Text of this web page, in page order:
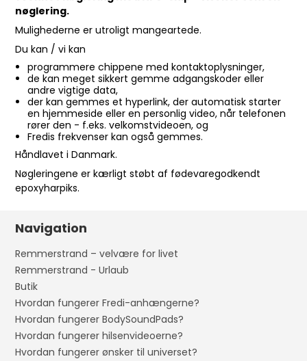
nøglering.
Mulighederne er utroligt mangeartede.
Du kan / vi kan
programmere chippene med kontaktoplysninger,
de kan meget sikkert gemme adgangskoder eller
andre vigtige data,
der kan gemmes et hyperlink, der automatisk starter
en hjemmeside eller en personlig video, når telefonen
rører den - f.eks. velkomstvideoen, og
Fredis frekvenser kan også gemmes.
Håndlavet i Danmark.
Nøgleringene er kærligt støbt af fødevaregodkendt
epoxyharpiks.
Navigation
Remmerstrand – velvære for livet
Remmerstrand - Urlaub
Butik
Hvordan fungerer Fredi-anhængerne?
Hvordan fungerer BodySoundPads?
Hvordan fungerer hilsenvideoerne?
Hvordan fungerer ønsker til universet?